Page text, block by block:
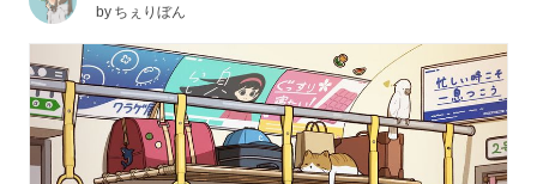
by ちぇりぼん